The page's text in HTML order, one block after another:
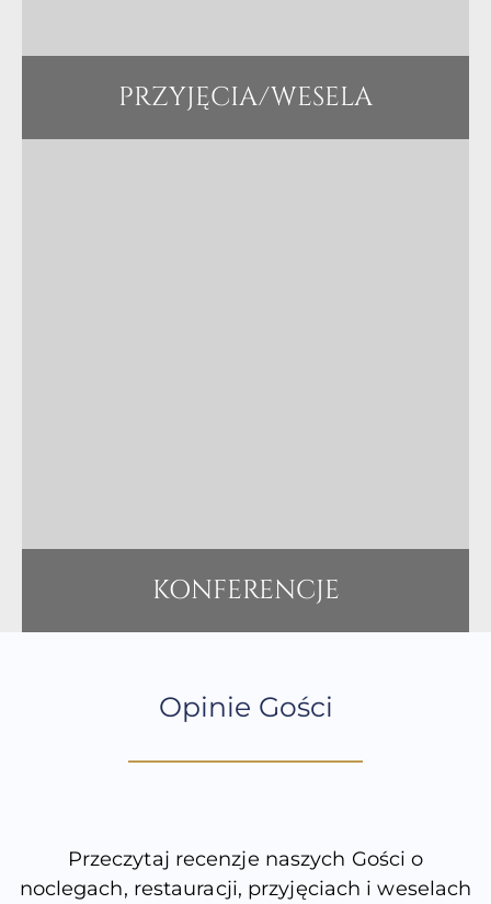
PRZYJĘCIA/WESELA
KONFERENCJE
Opinie Gości
Przeczytaj recenzje naszych Gości o
noclegach, restauracji, przyjęciach i weselach